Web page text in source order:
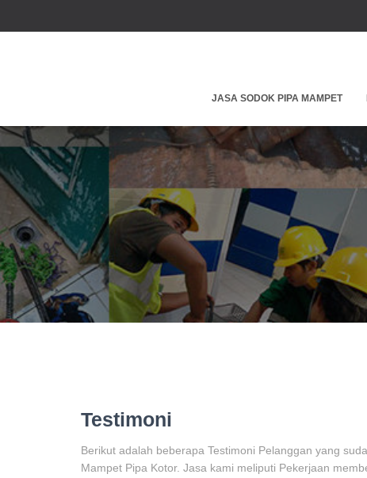
JASA SODOK PIPA MAMPET
Testimoni
Berikut adalah beberapa Testimoni Pelanggan yang
Mampet Pipa Kotor. Jasa kami meliputi Pekerjaan